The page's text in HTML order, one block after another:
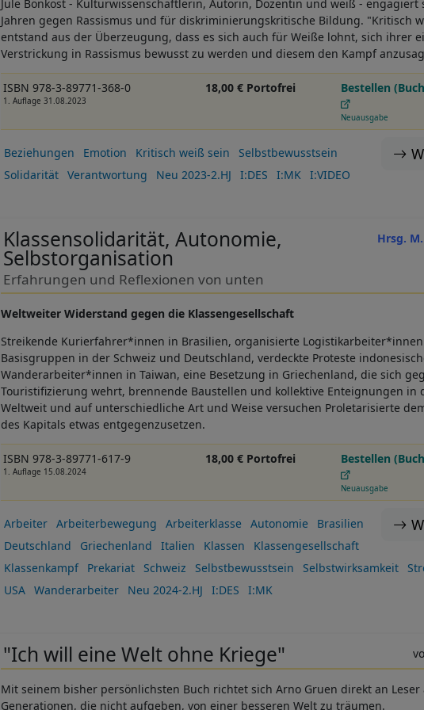
Jule Bönkost - Kulturwissenschaftlerin, Autorin, Dozentin und weiß - engagiert
Jahren gegen Rassismus und für diskriminierungskritische Bildung. "Kritisch
entstand aus der Überzeugung, dass es sich auch für Weiße lohnt, sich ihrer
Verstrickung in Rassismus bewusst zu werden und diesem den Kampf
ISBN 978-3-89771-368-0
1. Auflage 31.08.2023
18,00 € Portofrei Bestellen
Neuausgabe
Beziehungen Emotion Kritisch weiß sein
Selbstbewusstsein
Solidarität
Verantwortung Neu 2023-2.HJ I:DES I:MK I:VIDEO
Hrsg.
Klassensolidarität, Autonomie,
Selbstorganisation
Erfahrungen und Reflexionen von unten
Weltweiter Widerstand gegen die Klassengesellschaft
Streikende Kurierfahrer*innen in Brasilien, organisierte
Basisgruppen in der Schweiz und Deutschland, verdeckte Proteste
Wanderarbeiter*innen in Taiwan, eine Besetzung in Griechenland, die sich
Touristifizierung wehrt, brennende Baustellen und kollektive Enteignungen in
Weltweit und auf unterschiedliche Art und Weise versuchen Proletarisierte
des Kapitals etwas entgegenzusetzen.
ISBN 978-3-89771-617-9
1. Auflage 15.08.2024
18,00 € Portofrei Bestellen
Neuausgabe
Arbeiter Arbeiterbewegung Arbeiterklasse Autonomie
Brasilien
Deutschland
Griechenland Italien Klassen
Klassengesellschaft
Klassenkampf
Prekariat Schweiz Selbstbewusstsein Selbstwirksamkeit
USA
Wanderarbeiter Neu 2024-2.HJ I:DES I:MK
"Ich will eine Welt ohne Kriege"
Mit seinem bisher persönlichsten Buch richtet sich Arno Gruen direkt an Leser
Generationen, die nicht aufgeben, von einer besseren Welt zu träumen.